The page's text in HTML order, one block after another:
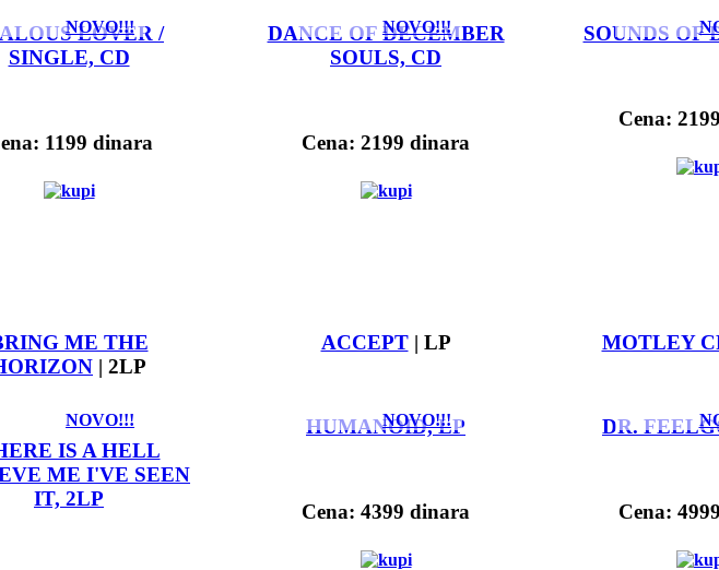
NOVO!!!
LOVER /
SINGLE, CD
1199 dinara
NOVO!!!
DANCE OF DECEMBER
SOULS, CD
Cena: 2199 dinara
SOUNDS OF
Cena:
NOVO!!!
ME THE
| 2LP
IS A HELL
ME I'VE SEEN
IT, 2LP
NOVO!!!
ACCEPT| LP
HUMANOID, LP
Cena: 4399 dinara
MOTLEY
DR.
Cena: